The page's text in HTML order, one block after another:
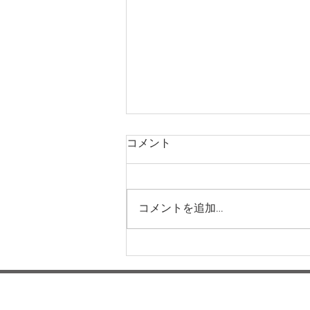
本日の給食メニュー(08/04)
ー梅賀山保育園 益田市保育
コメント
コメントを追加…